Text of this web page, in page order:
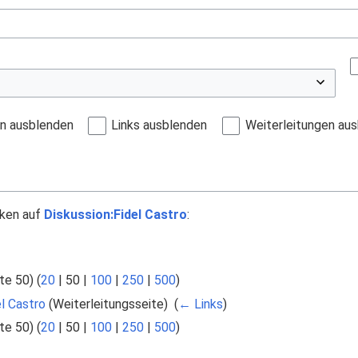
ausblenden Links ausblenden Weiterleitungen
auf Diskussion:Fidel Castro:
50) (20 | 50 | 100 | 250 | 500)
Castro (Weiterleitungsseite) ‎ (← Links)
50) (20 | 50 | 100 | 250 | 500)